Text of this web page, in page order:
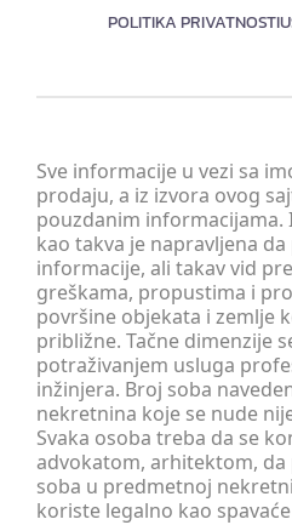
POLITIKA PRIVATNOSTI
Sve informacije u vezi sa
prodaju, a iz izvora ovog
pouzdanim
kao takva je napravljena
informacije, ali takav vid
greškama, propustima i
površine objekata i zemlje
približne. Tačne dimenzije
potraživanjem usluga
inžinjera. Broj soba
nekretnina koje se nude
Svaka osoba treba da se
advokatom, arhitektom,
soba u predmetnoj
koriste legalno kao